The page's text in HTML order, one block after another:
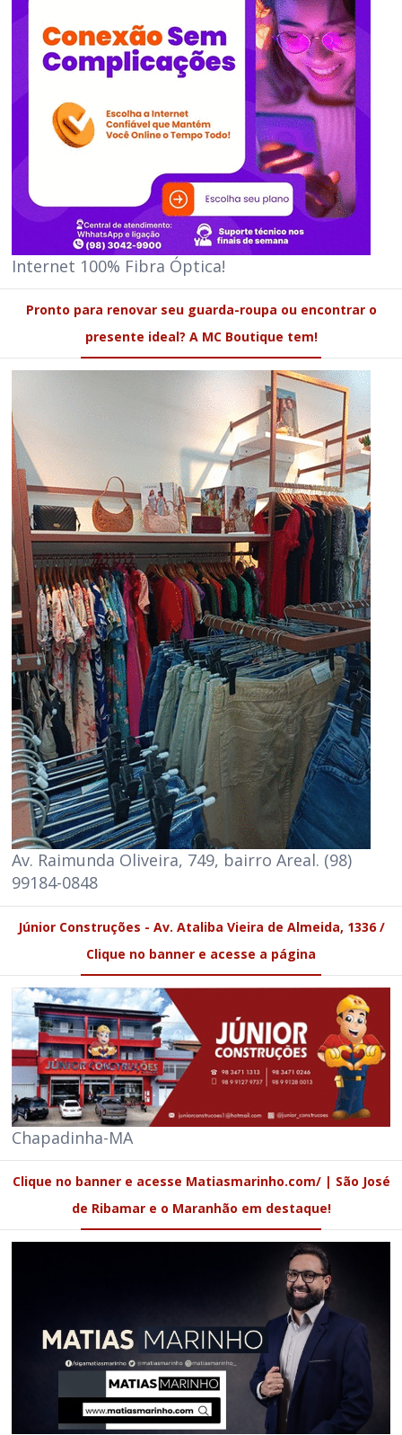
Internet 100% Fibra Óptica!
Pronto para renovar seu guarda-roupa ou encontrar o
presente ideal? A MC Boutique tem!
Av. Raimunda Oliveira, 749, bairro Areal. (98)
99184-0848
Júnior Construções - Av. Ataliba Vieira de Almeida, 1336 /
Clique no banner e acesse a página
Chapadinha-MA
Clique no banner e acesse Matiasmarinho.com/ | São José
de Ribamar e o Maranhão em destaque!